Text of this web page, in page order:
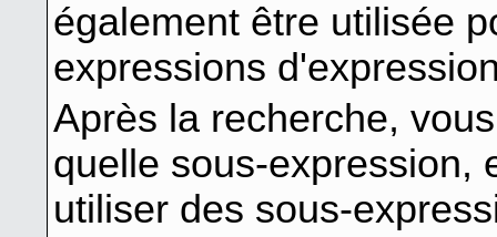
également être utilisée
expressions
Après la recherche,
quelle sous-expression,
utiliser des sous-